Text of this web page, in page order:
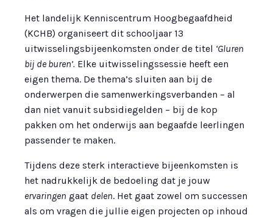
Het landelijk Kenniscentrum Hoogbegaafdheid
(KCHB) organiseert dit schooljaar 13
uitwisselingsbijeenkomsten onder de titel ‘Gluren
bij de buren’. Elke uitwisselingssessie heeft een
eigen thema. De thema’s sluiten aan bij de
onderwerpen die samenwerkingsverbanden – al
dan niet vanuit subsidiegelden – bij de kop
pakken om het onderwijs aan begaafde leerlingen
passender te maken.
Tijdens deze sterk interactieve bijeenkomsten is
het nadrukkelijk de bedoeling dat je jouw
ervaringen gaat delen. Het gaat zowel om successen
als om vragen die jullie eigen projecten op inhoud